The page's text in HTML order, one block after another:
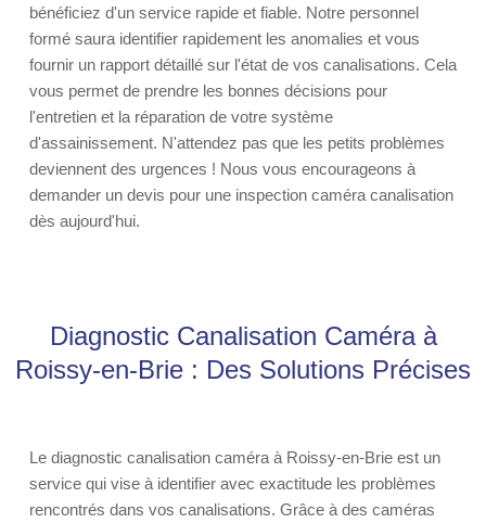
bénéficiez d'un service rapide et fiable. Notre personnel
formé saura identifier rapidement les anomalies et vous
fournir un rapport détaillé sur l'état de vos canalisations. Cela
vous permet de prendre les bonnes décisions pour
l'entretien et la réparation de votre système
d'assainissement. N'attendez pas que les petits problèmes
deviennent des urgences ! Nous vous encourageons à
demander un devis pour une inspection caméra canalisation
dès aujourd'hui.
Diagnostic Canalisation Caméra à
Roissy-en-Brie : Des Solutions Précises
Le diagnostic canalisation caméra à Roissy-en-Brie est un
service qui vise à identifier avec exactitude les problèmes
rencontrés dans vos canalisations. Grâce à des caméras